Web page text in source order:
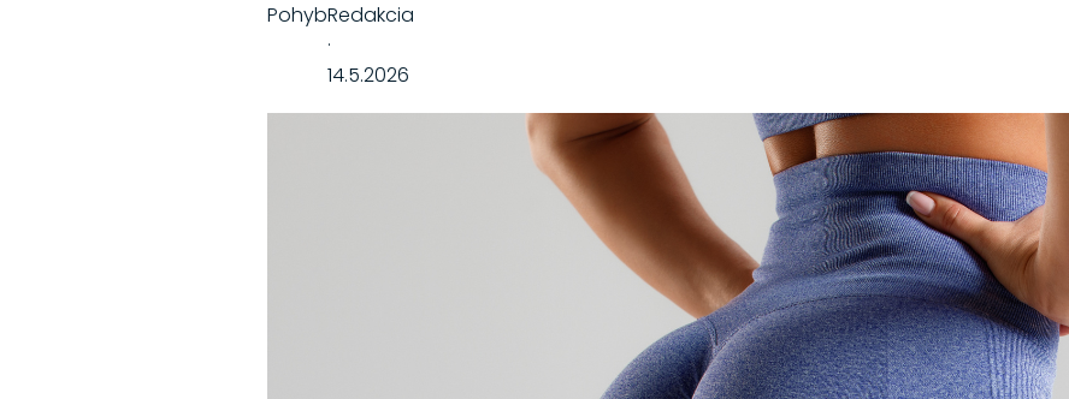
PohybRedakcia
·
14.5.2026